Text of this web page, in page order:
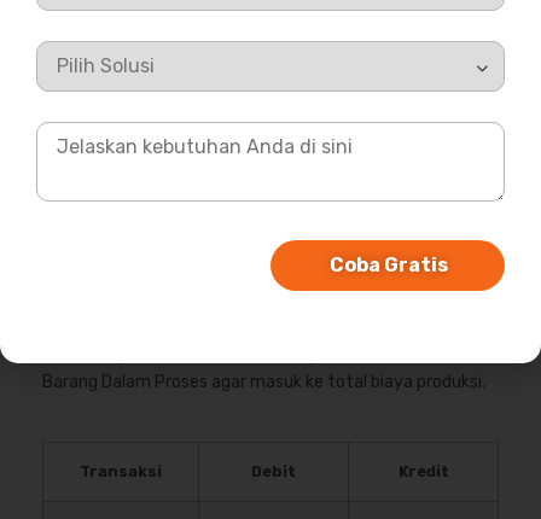
Upah produksi
diakui
BDP – Tenaga
Utang Gaji
Overhead pabrik mencakup biaya produksi tidak langsung,
Barang Dalam Proses agar masuk ke total biaya produksi.
Transaksi Debit Kredit
Coba Gratis